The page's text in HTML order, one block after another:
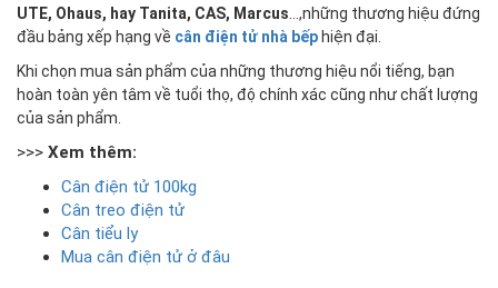
UTE, Ohaus, hay Tanita, CAS, Marcus …,những thương hiệu đứng
đầu bảng xếp hạng về cân điện tử nhà bếp hiện đại.
Khi chọn mua sản phẩm của những thương hiệu nổi tiếng, bạn
hoàn toàn yên tâm về tuổi thọ, độ chính xác cũng như chất lượng
của sản phẩm.
>>> Xem thêm:
Cân điện tử 100kg
Cân treo điện tử
Cân tiểu ly
Mua cân điện tử ở đâu